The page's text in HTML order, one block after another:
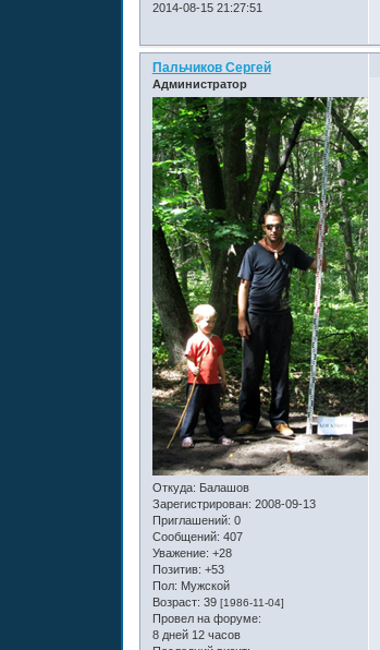
2014-08-15 21:27:51
Пальчиков Сергей
Администратор
Откуда: Балашов
Зарегистрирован: 2008-09-13
Приглашений: 0
Сообщений: 407
Уважение: +28
Позитив: +53
Пол: Мужской
Возраст: 39 [1986-11-04]
Провел на форуме:
8 дней 12 часов